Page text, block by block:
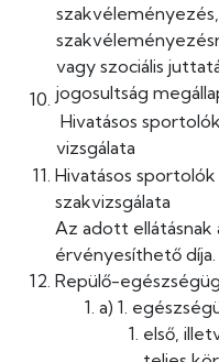
vagy szociális
jogosultság
Hivatásos
vizsgálata
Hivatásos
szakvizsgálata
Az adott ellátásnak
érvényesíthető díja.
Repülő-
a) 1.
első,